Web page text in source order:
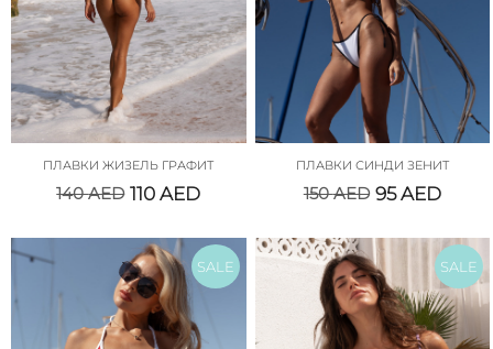
ПЛАВКИ ЖИЗЕЛЬ ГРАФИТ
140AED 110AED
ПЛАВКИ СИНДИ ЗЕНИТ
150AED 95AED
SALE SALE